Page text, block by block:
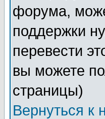
форума,
поддержки
перевести
вы можете
страницы)
Вернуться к